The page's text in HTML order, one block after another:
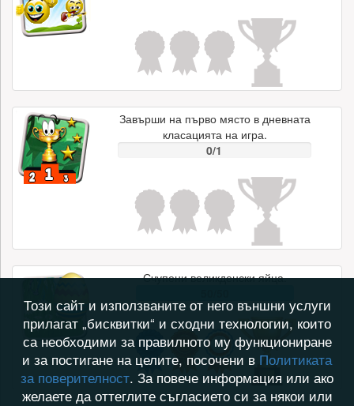
Завърши на първо място в дневната
класацията на игра.
0/1
Счупени великденски яйца.
Този сайт и използваните от него външни услуги
прилагат „бисквитки“ и сходни технологии, които
са необходими за правилното му функциониране
и за постигане на целите, посочени в Политиката
за поверителност. За повече информация или ако
желаете да оттеглите съгласието си за някои или